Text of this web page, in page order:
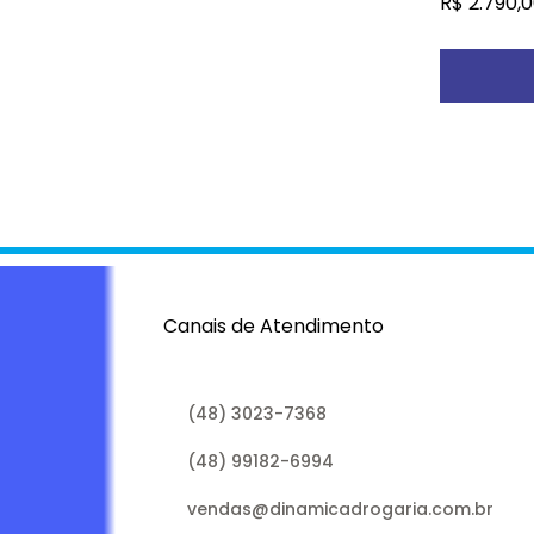
com
uso
Canais de Atendimento
(48) 3023-7368
(48) 99182-6994
vendas@dinamicadrogaria.com.br